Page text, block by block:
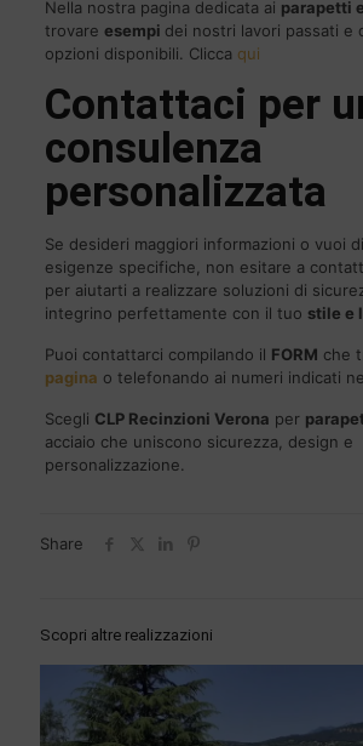
Nella nostra pagina dedicata ai parapetti
trovare esempi dei nostri lavori passati e
opzioni disponibili. Clicca qui
Contattaci per
consulenza
personalizzata
Se desideri maggiori informazioni o vuoi
esigenze specifiche, non esitare a
per aiutarti a realizzare soluzioni di
integrino perfettamente con il tuo stile e
Puoi contattarci compilando il FORM che
pagina o telefonando ai numeri indicati
Scegli CLPRecinzioni Verona per
acciaio che uniscono sicurezza, design e
personalizzazione.
Share
Scopri altre realizzazioni